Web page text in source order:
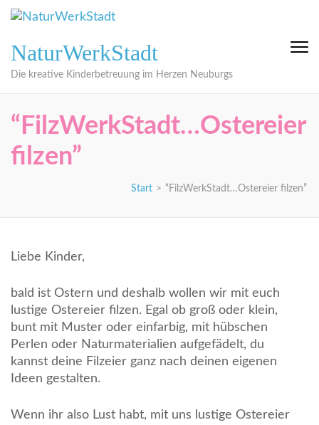
Zum
Inhalt
(Eingabetaste
drücken)
NaturWerkStadt
Die kreative Kinderbetreuung im Herzen Neuburgs
“FilzWerkStadt…Ostereier
filzen”
Start > “FilzWerkStadt…Ostereier filzen”
Liebe Kinder,
bald ist Ostern und deshalb wollen wir mit euch
lustige Ostereier filzen. Egal ob groß oder klein,
bunt mit Muster oder einfarbig, mit hübschen
Perlen oder Naturmaterialien aufgefädelt, du
kannst deine Filzeier ganz nach deinen eigenen
Ideen gestalten.
Wenn ihr also Lust habt, mit uns lustige Ostereier